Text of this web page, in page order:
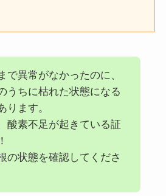
で異常がなかったのに、
うちに枯れた状態になる
ります。
酸素不足が起きている証
の状態を確認してくださ